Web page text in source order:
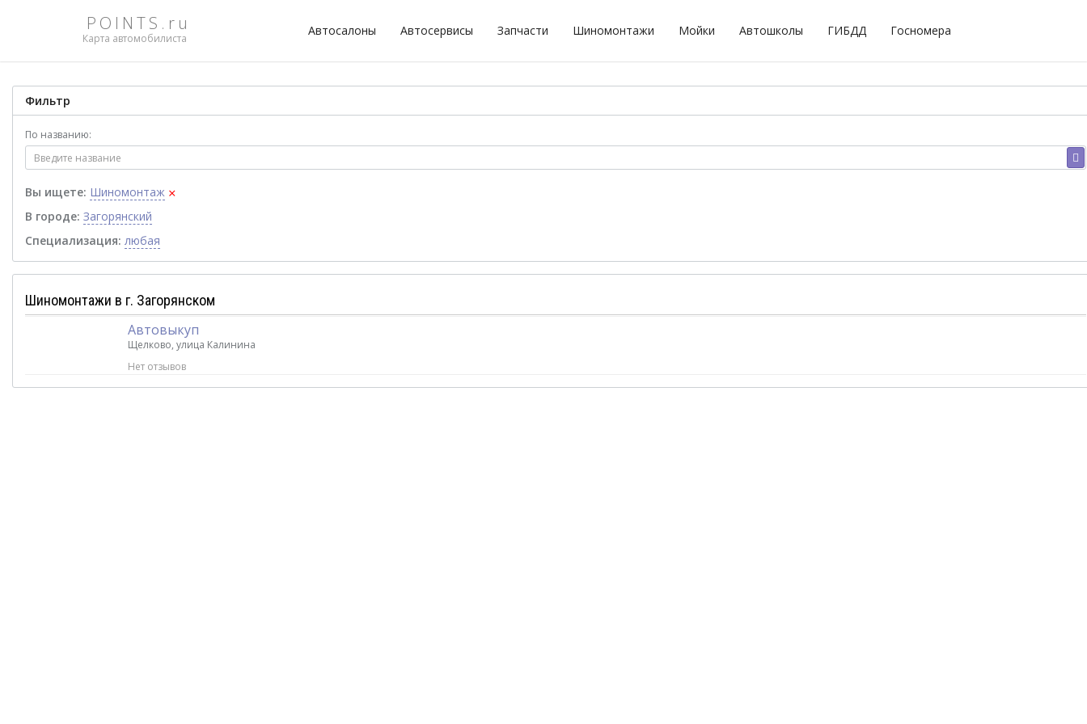
POINTS.ru
Карта автомобилиста
Автосалоны Автосервисы Запчасти Шиномонтажи Мойки Автошколы ГИБДД Госномера
Фильтр
По названию:
Вы ищете: Шиномонтаж ×
В городе: Загорянский
Специализация: любая
Шиномонтажи в г. Загорянском
Автовыкуп
Щелково, улица Калинина
Нет отзывов